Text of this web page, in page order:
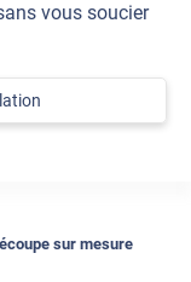
vous soucier
sur mesure